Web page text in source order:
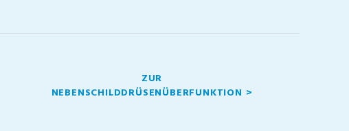
ZUR
NEBENSCHILDDRÜSENÜBERFUNKTION >